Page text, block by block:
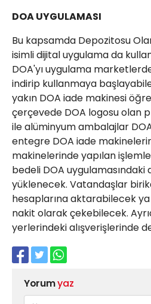
DOA UYGULAMASI
Bu kapsamda Depozitosu
isimli dijital uygulama da
DOA'yı uygulama
indirip kullanmaya
yakın DOA iade makinesi
çerçevede DOA logosu olan
ile alüminyum ambalajlar
entegre DOA iade
makinelerinde yapılan
bedeli DOA uygulamasındaki
yüklenecek. Vatandaşlar
hesaplarına aktarabilecek
nakit olarak çekebilecek.
yerlerindeki alışverişlerinde
Yorumyaz